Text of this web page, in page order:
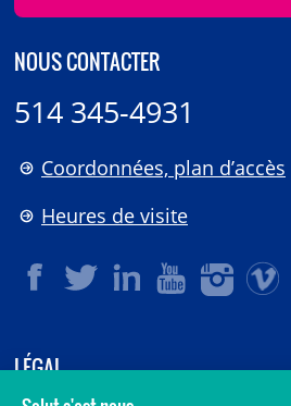
NOUS CONTACTER
514 345-4931
Coordonnées, plan d’accès
Heures de visite
LÉGAL